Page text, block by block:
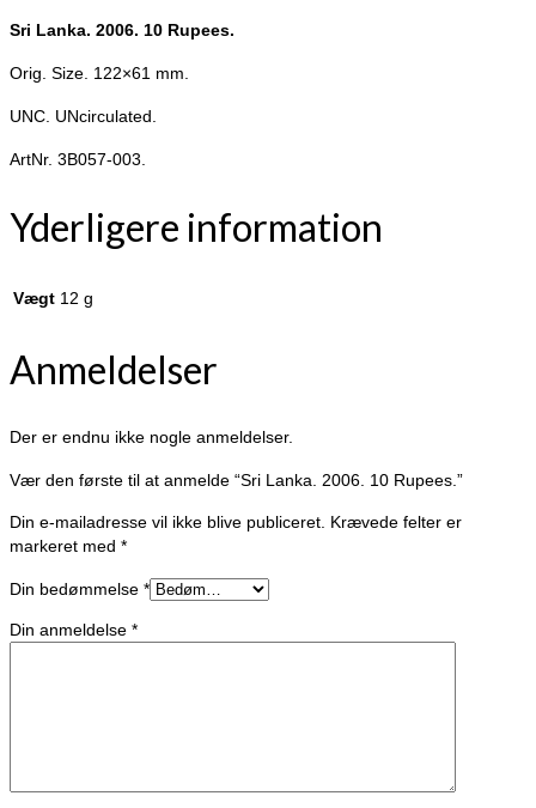
Sri Lanka. 2006. 10 Rupees.
Orig. Size. 122×61 mm.
UNC. UNcirculated.
ArtNr. 3B057-003.
Yderligere information
Vægt 12 g
Anmeldelser
Der er endnu ikke nogle anmeldelser.
Vær den første til at anmelde “Sri Lanka. 2006. 10 Rupees.”
Din e-mailadresse vil ikke blive publiceret. Krævede felter er
markeret med *
Din bedømmelse *
Din anmeldelse *